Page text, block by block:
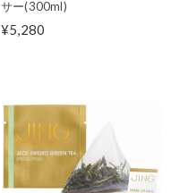
サー(300ml)
¥5,280